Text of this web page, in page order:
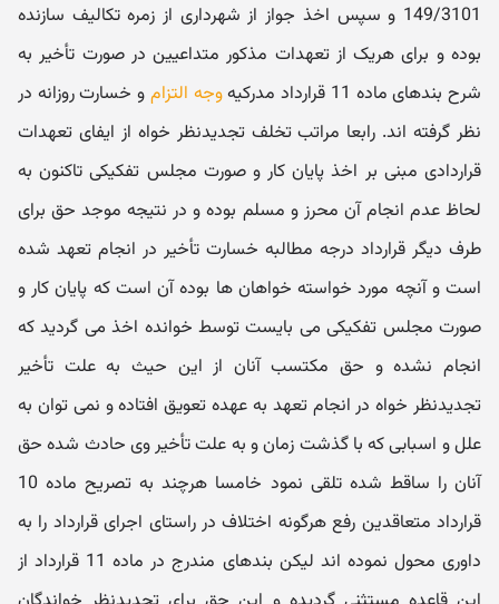
149/3101 و سپس اخذ جواز از شهرداری از زمره تکالیف سازنده
بوده و برای هریک از تعهدات مذکور متداعیین در صورت تأخیر به
شرح بندهای ماده 11 قرارداد مدرکیه
وجه التزام و خسارت روزانه در
نظر گرفته اند. رابعا مراتب تخلف تجدیدنظر خواه از ایفای تعهدات
قراردادی مبنی بر اخذ پایان کار و صورت مجلس تفکیکی تاکنون به
لحاظ عدم انجام آن محرز و مسلم بوده و در نتیجه موجد حق برای
طرف دیگر قرارداد درجه مطالبه خسارت تأخیر در انجام تعهد شده
است و آنچه مورد خواسته خواهان ها بوده آن است که پایان کار و
صورت مجلس تفکیکی می بایست توسط خوانده اخذ می گردید که
انجام نشده و حق مکتسب آنان از این حیث به علت تأخیر
تجدیدنظر خواه در انجام تعهد به عهده تعویق افتاده و نمی توان به
علل و اسبابی که با گذشت زمان و به علت تأخیر وی حادث شده حق
آنان را ساقط شده تلقی نمود خامسا هرچند به تصریح ماده 10
قرارداد متعاقدین رفع هرگونه اختلاف در راستای اجرای قرارداد را به
داوری محول نموده اند لیکن بندهای مندرج در ماده 11 قرارداد از